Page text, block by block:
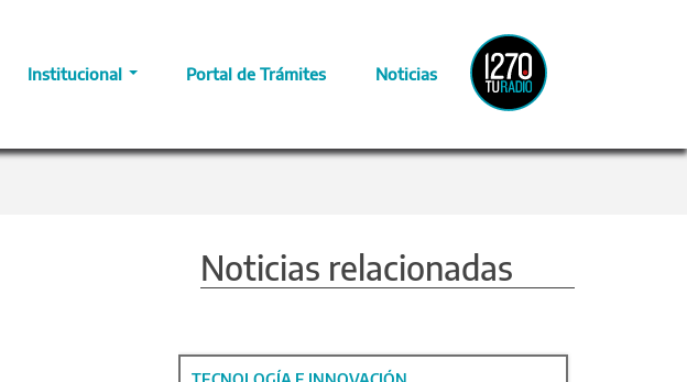
Institucional Portal de Trámites Noticias
Radio
Provincia
Noticias relacionadas